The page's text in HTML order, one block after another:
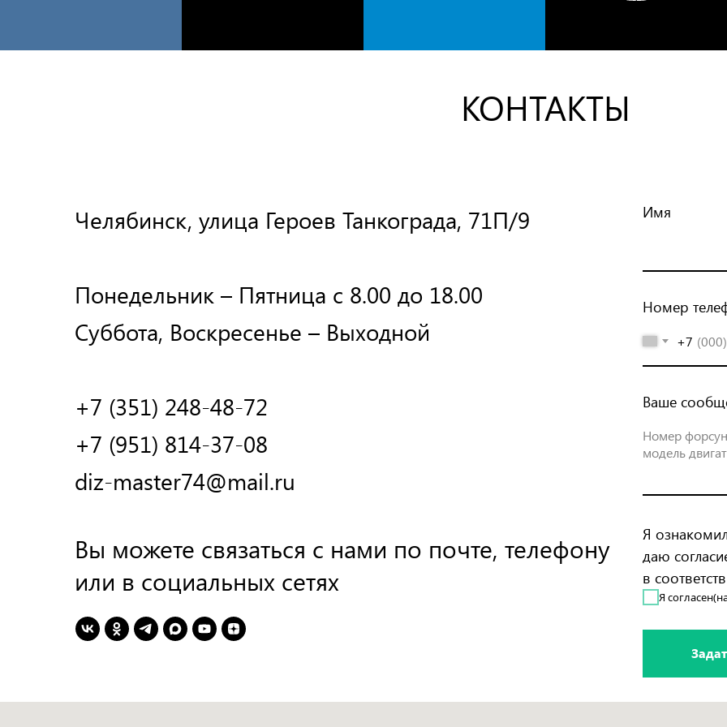
КОНТАКТЫ
Челябинск, улица Героев Танкограда, 71П/9
Понедельник – Пятница с 8.00 до 18.00
Суббота, Воскресенье – Выходной
+7 (351) 248-48-72
+7 (951) 814-37-08
diz-master74@mail.ru
Вы можете связаться с нами по почте, телефону
или в социальных сетях
Имя
Номер
+7
Ваше
Я
даю
в
Я